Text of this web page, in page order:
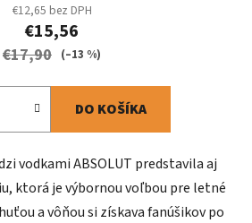
€12,65 bez DPH
€15,56
€17,90 (–13 %)
DO KOŠÍKA
vodkami ABSOLUT predstavila aj
ktorá je výbornou voľbou pre letné
a vôňou si získava fanúšikov po